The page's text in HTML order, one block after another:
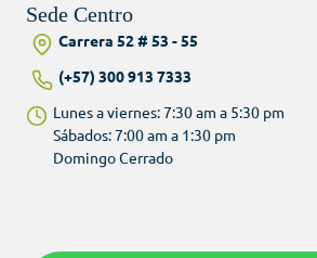
Sede Centro
Carrera 52 # 53 - 55
(+57) 300 913 7333
Lunes a viernes: 7:30 am a 5:30 pm
Sábados: 7:00 am a 1:30 pm
Domingo Cerrado